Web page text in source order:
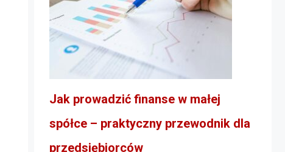
Jak prowadzić finanse w małej
spółce – praktyczny przewodnik dla
przedsiębiorców